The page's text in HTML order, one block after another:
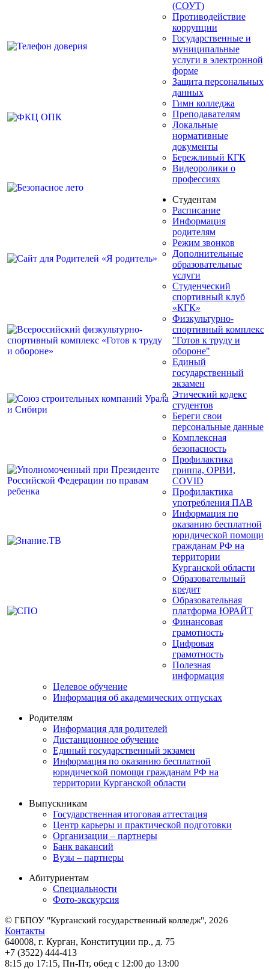
(СОУТ)
Противодействие
коррупции
Государственные и
муниципальные
услуги в электронной
форме
Защита персональных
данных
Гимн колледжа
Преподавателям
Локальные
нормативные
документы
Бережливый КГК
Видеоролики о
профессиях
Студентам
Расписание
Информация
родителям
Режим звонков
Дополнительные
образовательные
услуги
Студенческий
спортивный клуб
«КГК»
Физкультурно-
спортивный комплекс
"Готов к труду и
обороне"
Единый
государственный
экзамен
Этический кодекс
студентов
Береги свои
персональные данные
Комплексная
безопасность
Профилактика
гриппа, ОРВИ,
COVID
Профилактика
употребления ПАВ
Информация по
оказанию бесплатной
юридической помощи
гражданам РФ на
территории
Курганской области
Образовательный
кредит
Образовательная
платформа ЮРАЙТ
Финансовая
грамотность
Цифровая
грамотность
Полезная
информация
Целевое обучение
Информация об академических отпусках
Родителям
Информация для родителей
Дистанционное обучение
Единый государственный экзамен
Информация по оказанию бесплатной
юридической помощи гражданам РФ на
территории Курганской области
Выпускникам
Государственная итоговая аттестация
Центр карьеры и практической подготовки
Организации – партнеры
Банк вакансий
Вузы – партнеры
Абитуриентам
Специальности
Фото-экскурсия
© ГБПОУ "Курганский государственный колледж", 2026
Контакты
640008, г. Курган, Конституции пр., д. 75
+7 (3522) 444-413
8:15 до 17:15, Пн-Пт, обед с 12:00 до 13:00